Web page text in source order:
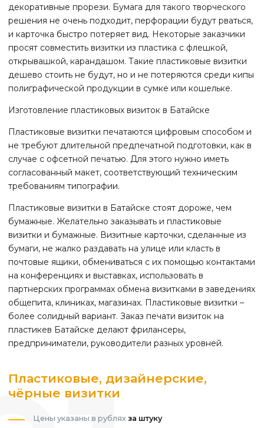
декоративные прорези. Бумага для такого творческого
решения не очень подходит, перфорации будут рваться,
и карточка быстро потеряет вид. Некоторые заказчики
просят совместить визитки из пластика с флешкой,
открывашкой, карандашом. Такие пластиковые визитки
дешево стоить не будут, но и не потеряются среди кипы
полиграфической продукции в сумке или кошельке.
Изготовление пластиковых визиток в Батайске
Пластиковые визитки печатаются цифровым способом и
не требуют длительной предпечатной подготовки, как в
случае с офсетной печатью. Для этого нужно иметь
согласованный макет, соответствующий техническим
требованиям типографии.
Пластиковые визитки в Батайске стоят дороже, чем
бумажные. Желательно заказывать и пластиковые
визитки и бумажные. Визитные карточки, сделанные из
бумаги, не жалко раздавать на улице или класть в
почтовые ящики, обмениваться с их помощью контактами
на конференциях и выставках, использовать в
партнерских программах обмена визитками в заведениях
общепита, клиниках, магазинах. Пластиковые визитки –
более солидный вариант. Заказ печати визиток на
пластикев Батайске делают фрилансеры,
предприниматели, руководители разных уровней.
Пластиковые, дизайнерские,
чёрные визитки
Цены указаны в рублях за штуку